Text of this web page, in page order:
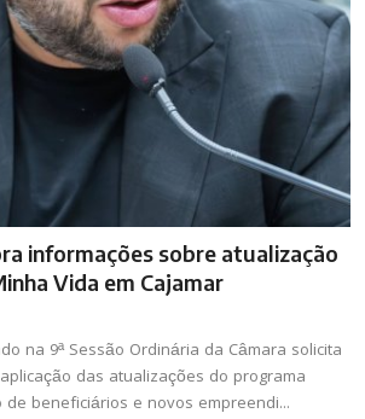
informações sobre atualização
Vida em Cajamar
na 9ª Sessão Ordinária da Câmara solicita
das atualizações do programa
beneficiários e novos empreendi...